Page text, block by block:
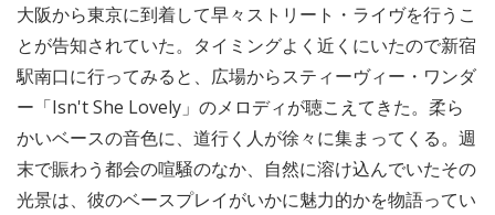
大阪から東京に到着して早々ストリート・ライヴを行うこ
とが告知されていた。タイミングよく近くにいたので新宿
駅南口に行ってみると、広場からスティーヴィー・ワンダ
ー「Isn't She Lovely」のメロディが聴こえてきた。柔ら
かいベースの音色に、道行く人が徐々に集まってくる。週
末で賑わう都会の喧騒のなか、自然に溶け込んでいたその
光景は、彼のベースプレイがいかに魅力的かを物語ってい